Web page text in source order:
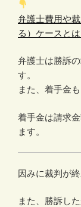
弁護士費用や
る）ケースとは
弁護士は勝訴
す。
また、着手金も
着手金は請求
ます。
因みに裁判が
また、勝訴し